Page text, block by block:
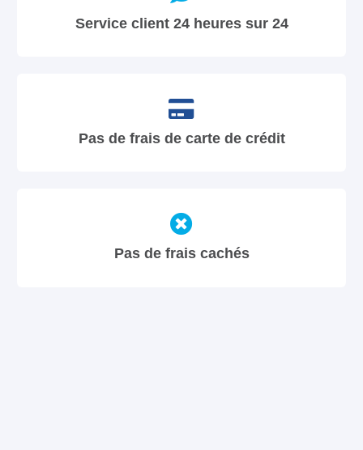
Service client 24 heures sur 24
Pas de frais de carte de crédit
Pas de frais cachés